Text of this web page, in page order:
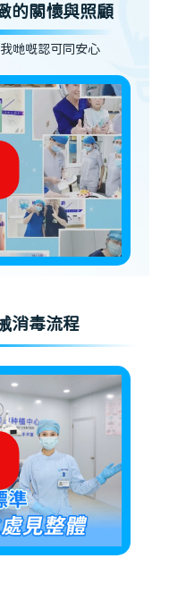
的關懷與照顧
哋嘅認可同安心
消毒流程